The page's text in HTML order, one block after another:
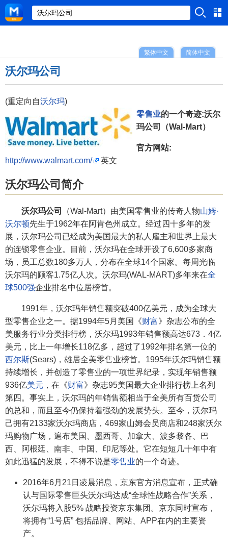
简体中文
繁体中文
沃尔玛公司
(重定向自沃尔玛)
零售业的一个奇迹:沃尔
玛公司（Wal-Mart）
官方网站:
http://www.walmart.com/
英文
沃尔玛公司简介
沃尔玛公司 （Wal-Mart）由美国零售业的传奇人物山姆·
沃尔顿先生于1962年在阿肯色州成立。经过四十多年的发
展，沃尔玛公司已经成为美国最大的私人雇主和世界上最大
的连锁零售企业。目前，沃尔玛在全球开设了6,600多家商
场，员工总数180多万人，分布在全球14个国家。每周光临
沃尔玛的顾客1.75亿人次。沃尔玛(WAL-MART)多年来在全
球500强企业排名中位居榜首。
1991年，沃尔玛年销售额突破400亿美元，成为全球大
型零售企业之一。据1994年5月美国《财富》杂志公布的全
美服务行业分类排行榜，沃尔玛1993年销售额高达673．4亿
美元，比上一年增长118亿多，超过了1992年排名第一位的
西尔斯(Sears)，雄居全美零售业榜首。1995年沃尔玛销售额
持续增长，并创造了零售业的一项世界纪录，实现年销售额
936亿美元 ，在《财富》杂志95美国最大企业排行榜上名列
第四。事实上，沃尔玛的年销售额相当于全美所有百货公司
的总和，而且至今仍保持着强劲的发展势头。至今，沃尔玛
己拥有2133家沃尔玛商店，469家山姆会员商店和248家沃尔
玛购物广场，遍布美国、墨西哥、加拿大、波多黎各、巴
西、阿根廷、南非、中国、印尼等处。它在短短几十年中有
如此迅猛的发展，不得不说是零售业的一个奇迹。
2016年6月21日凌晨消息，京东官方消息宣布，正式确
认与国际零售巨头沃尔玛达成“全球性战略合作”关系，
沃尔玛将入股5% 战略投资京东集团。京东同时宣布，
将拥有“1号店” 包括品牌、网站、APP在内的主要资
产。